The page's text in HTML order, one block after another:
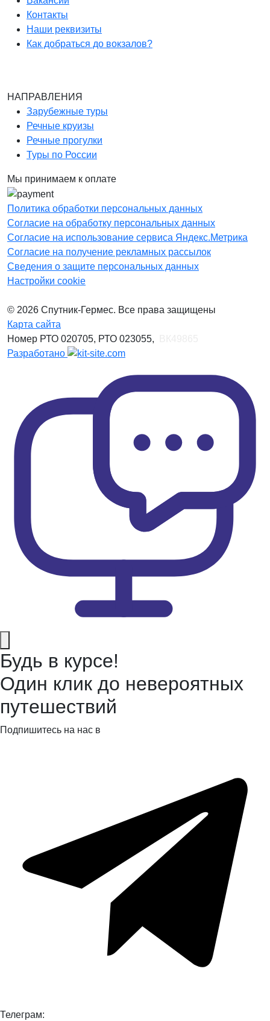
Контакты
Наши реквизиты
Как добраться до вокзалов?
НАПРАВЛЕНИЯ
Зарубежные туры
Речные круизы
Речные прогулки
Туры по России
Мы принимаем к оплате
Политика обработки персональных данных
Согласие на обработку персональных данных
Согласие на использование сервиса Яндекс.Метрика
Согласие на получение рекламных рассылок
Сведения о защите персональных данных
Настройки cookie
© 2026 Спутник-Гермес. Все права защищены
Карта сайта
Номер РТО 020705, РТО 023055,
Разработано
Будь в курсе!
Один клик до невероятных
путешествий
Подпишитесь на нас в
Телеграм: